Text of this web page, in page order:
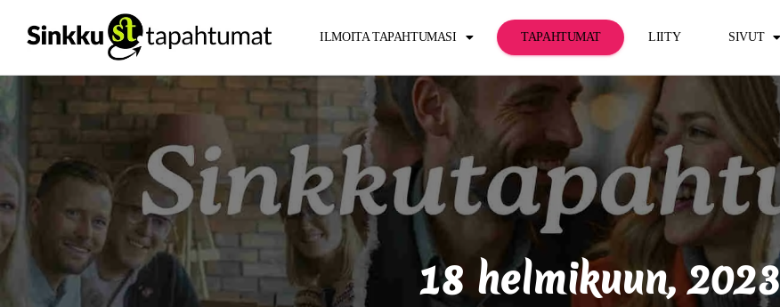
ILMOITA TAPAHTUMASI TAPAHTUMAT LIITY SIVUT
18 helmikuun, 2023